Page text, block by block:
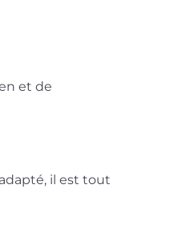
et de
il est tout